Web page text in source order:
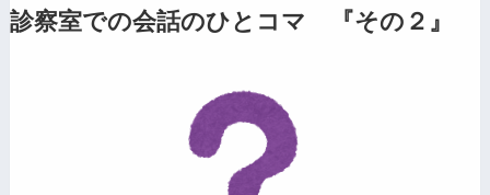
診察室での会話のひとコマ 『その２』